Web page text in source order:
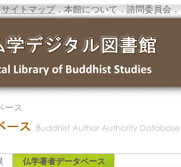
サイトマップ．本館について ．諮問委員会 ．
ース
仏学著者データベース